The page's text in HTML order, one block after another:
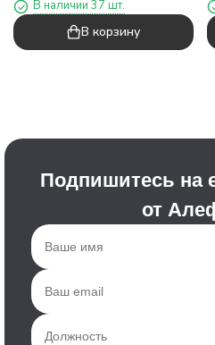
В наличии 37 шт.
В корзину
Подпишитесь на
от